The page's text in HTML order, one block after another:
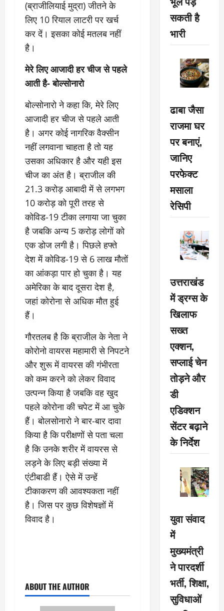
(ब्राजीलियाई मुद्रा) जीतने के
लिए 10 रियाल लाटरी पर खर्च
कर दें। इसका कोई मतलब नहीं
है।
मेरे लिए आजादी हर चीज से पहले
आती है- बोल्सोनारो
बोल्सोनारो ने कहा कि, मेरे लिए
आजादी हर चीज से पहले आती
है। अगर कोई नागरिक वैक्‍सीन
नहीं लगवाना चाहता है तो यह
उसका अधिकार है और यही इस
चीज का अंत है। ब्राजील की
21.3 करोड़ आबादी में से लगभग
10 करोड़ को पूरी तरह से
कोविड-19 टीका लगाया जा चुका
है जबकि अन्य 5 करोड़ लोगों को
एक डोज लगी है। पिछले हफ्ते
देश में कोविड-19 से 6 लाख मौतों
का आंकड़ा पार हो चुका है। यह
अमेरिका के बाद दूसरा देश है,
जहां कोरोना से अधिक मौत हुई
हैं।
गौरतलब है कि ब्राजील के नेता ने
कोरोनो वायरस महामारी से निपटने
और शुरू में वायरस की गंभीरता
को कम करने को लेकर विवाद
उत्पन्न किया है जबकि वह खुद
पहले कोरोना की चपेट में आ चुके
हैं। बोलसोनारो ने बार-बार दावा
किया है कि परीक्षणों से पता चला
है कि उनके शरीर में वायरस से
लड़ने के लिए बड़ी संख्या में
एंटीबाडी हैं। ऐसे में उन्‍हें
टीकाकरण की आवश्यकता नहीं
है। जिस पर कुछ विशेषज्ञों में
विवाद है।
ABOUT THE AUTHOR
सकती है
भारी
ढाबा जैसा
राजमा घर
पर बनाएं,
जानिए
परफेक्ट
मसाला
रेसिपी
उत्तराखंड
में ड्रग्स के
खिलाफ
सख्त
एक्शन,
सप्लाई चेन
तोड़ने और
डी
एडिक्शन
सेंटर बढ़ाने
के निर्देश
युवा संवाद
में
मुख्यमंत्री
ने पारदर्शी
भर्ती, शिक्षा,
सुविधाओं